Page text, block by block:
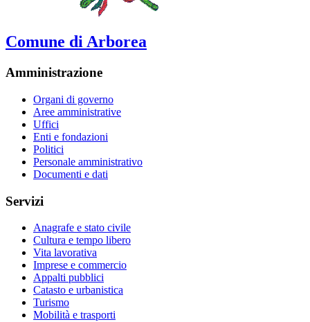
Comune di Arborea
Amministrazione
Organi di governo
Aree amministrative
Uffici
Enti e fondazioni
Politici
Personale amministrativo
Documenti e dati
Servizi
Anagrafe e stato civile
Cultura e tempo libero
Vita lavorativa
Imprese e commercio
Appalti pubblici
Catasto e urbanistica
Turismo
Mobilità e trasporti